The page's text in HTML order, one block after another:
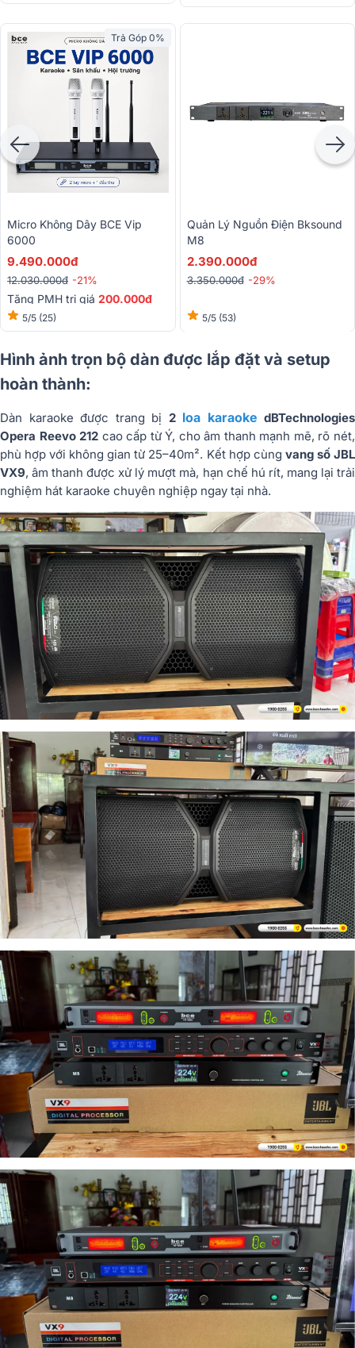
Trả Góp 0%
Micro Không Dây BCE Vip
6000
9.490.000đ
12.030.000đ -21%
Tặng PMH trị giá 200.000đ
5/5 (25)
Quản Lý Nguồn Điện Bksound
M8
2.390.000đ
3.350.000đ -29%
5/5 (53)
Hình ảnh trọn bộ dàn được lắp đặt và setup
hoàn thành:
Dàn karaoke được trang bị 2 loa karaoke dBTechnologies
Opera Reevo 212 cao cấp từ Ý, cho âm thanh mạnh mẽ, rõ nét,
phù hợp với không gian từ 25–40m². Kết hợp cùng vang số JBL
VX9, âm thanh được xử lý mượt mà, hạn chế hú rít, mang lại trải
nghiệm hát karaoke chuyên nghiệp ngay tại nhà.